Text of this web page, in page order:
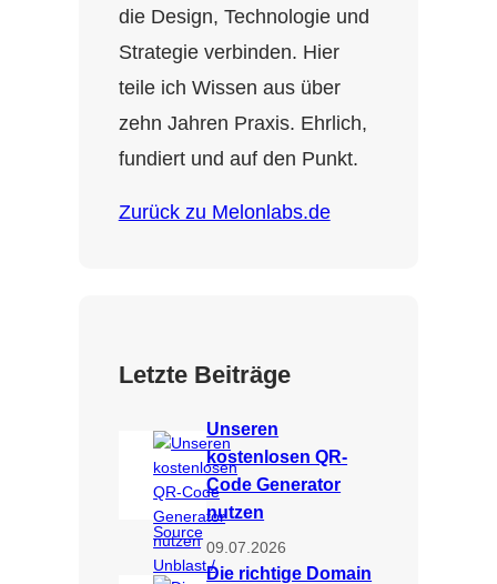
die Design, Technologie und
Strategie verbinden. Hier
teile ich Wissen aus über
zehn Jahren Praxis. Ehrlich,
fundiert und auf den Punkt.
Zurück zu Melonlabs.de
Letzte Beiträge
Unblast/
Source
Unseren
kostenlosen QR-
Code Generator
nutzen
09.07.2026
Die richtige Domain